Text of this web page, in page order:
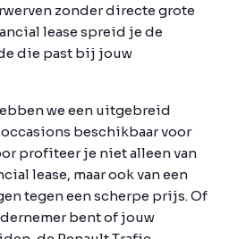
zonder directe grote
lease spreid je de
die past bij jouw
we een uitgebreid
beschikbaar voor
profiteer je niet alleen van
lease, maar ook van een
tegen een scherpe prijs. Of
bent of jouw